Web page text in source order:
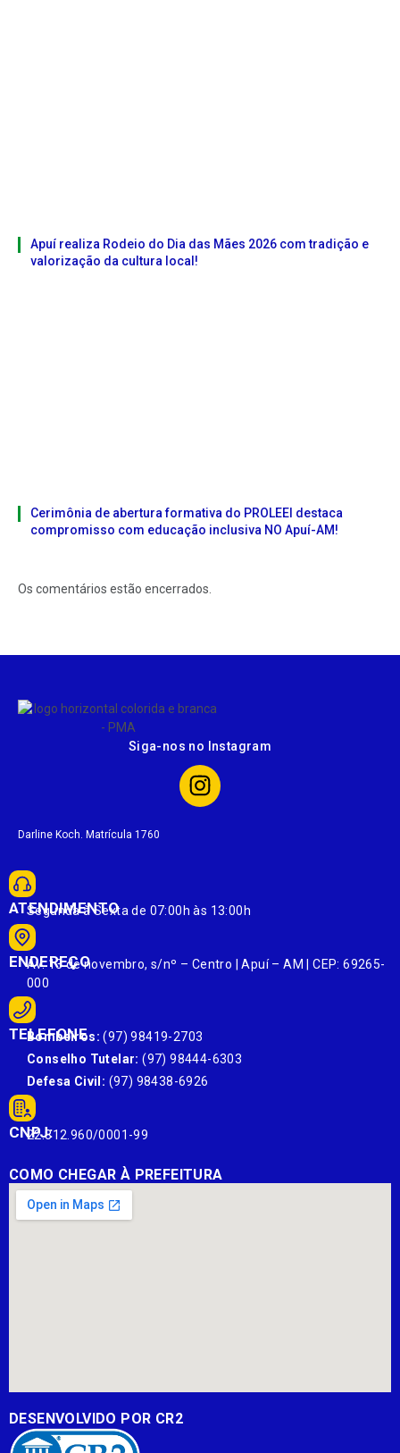
Apuí realiza Rodeio do Dia das Mães 2026 com tradição e
valorização da cultura local!
Cerimônia de abertura formativa do PROLEEI destaca
compromisso com educação inclusiva NO Apuí-AM!
Os comentários estão encerrados.
Siga-nos no Instagram
Darline Koch. Matrícula 1760
ATENDIMENTO
Segunda à Sexta de 07:00h às 13:00h
ENDEREÇO
Av. 13 de novembro, s/nº – Centro | Apuí – AM | CEP: 69265-
000
TELEFONE
Bombeiros: (97) 98419-2703
Conselho Tutelar: (97) 98444-6303
Defesa Civil: (97) 98438-6926
CNPJ:
22.812.960/0001-99
COMO CHEGAR À PREFEITURA
DESENVOLVIDO POR CR2